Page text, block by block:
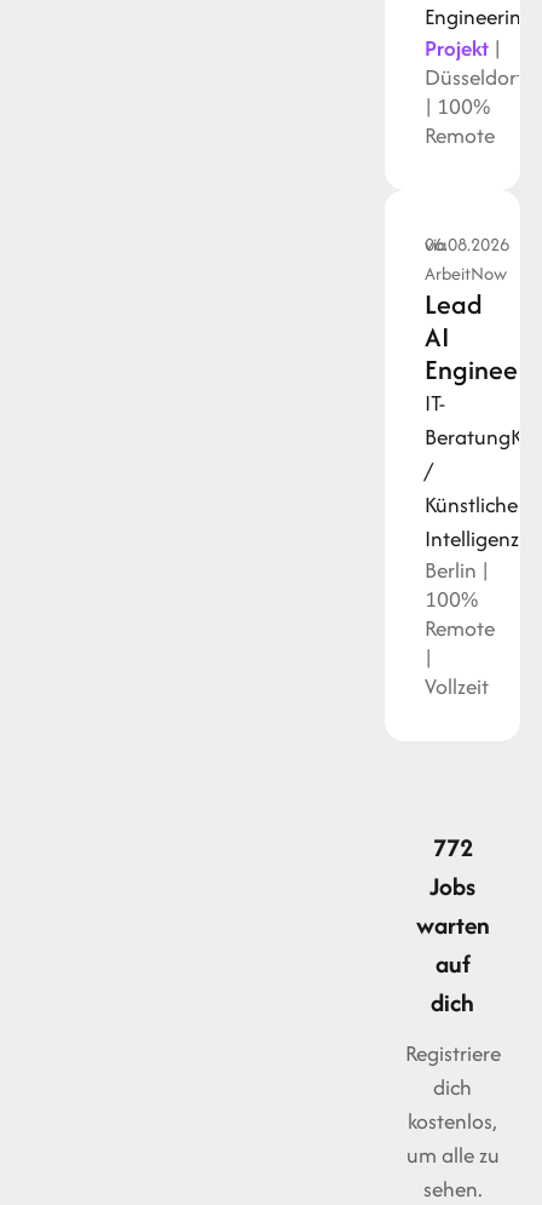
Engineering
Projekt|
Düsseldorf
| 100%
Remote
via
ArbeitNow
Lead
AI
Engineer
06.08.2026
IT-
BeratungKI
/
Künstliche
Intelligenz
Berlin |
100%
Remote
|
Vollzeit
772
Jobs
warten
auf
dich
Registriere
dich
kostenlos,
um alle zu
sehen.